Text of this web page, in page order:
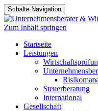
Schalte Navigation
Zum Inhalt springen
Startseite
Leistungen
Steuerberatung
International
Gesellschaft